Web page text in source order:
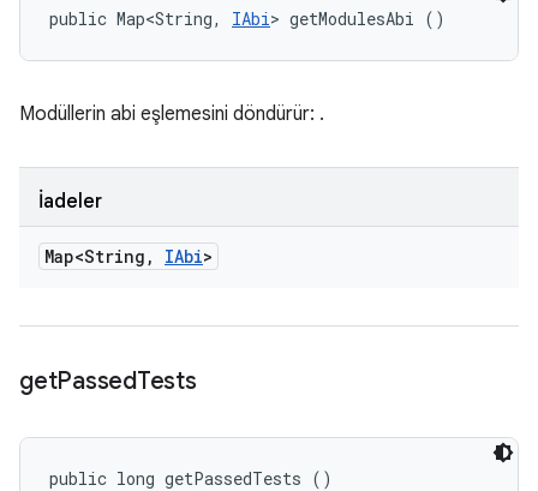
public Map<String, IAbi> getModulesAbi ()
Modüllerin abi eşlemesini döndürür: .
İadeler
Map<String , IAbi>
getPassedTests
public long getPassedTests ()